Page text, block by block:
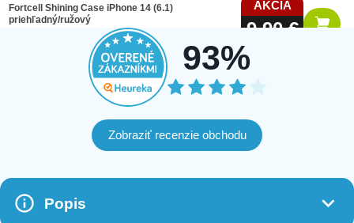
64 na sklade
Fortcell Shining Case iPhone 14 (6.1)
priehľadný/ružový
AKCIA
9,90 €
93%
Zobraziť recenzie obchodu
Popis